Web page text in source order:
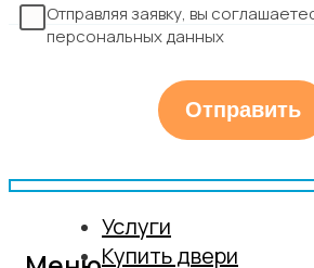
Отправляя заявку, вы
персональных данных
Услуги
Купить двери